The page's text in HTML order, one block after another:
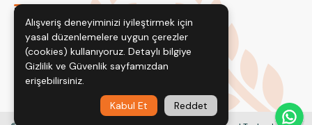
Bizi Takip Edin
Alışveriş deneyiminizi iyileştirmek için
yasal düzenlemelere uygun çerezler
(cookies) kullanıyoruz. Detaylı bilgiye
Gizlilik ve Güvenlik sayfamızdan
erişebilirsiniz.
Kabul Et
Reddet